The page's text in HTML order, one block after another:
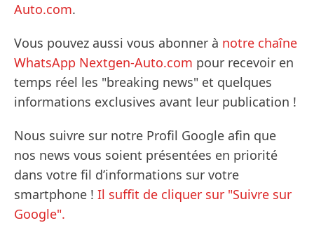
Auto.com.
Vous pouvez aussi vous abonner à notre chaîne
WhatsApp Nextgen-Auto.com pour recevoir en
temps réel les "breaking news" et quelques
informations exclusives avant leur publication !
Nous suivre sur notre Profil Google afin que
nos news vous soient présentées en priorité
dans votre fil d’informations sur votre
smartphone ! Il suffit de cliquer sur "Suivre sur
Google".